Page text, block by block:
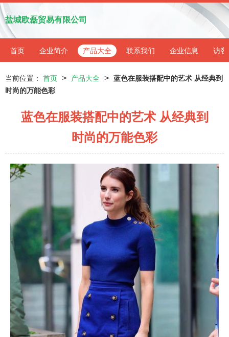
盐城欧磊贸易有限公司
首页 企业简介 产品大全 联系我们 企业信息 访客
当前位置： 首页 > 产品大全 > 蓝色在服装搭配中的艺术 从经典到
时尚的万能色彩
蓝色在服装搭配中的艺术 从经典到
时尚的万能色彩